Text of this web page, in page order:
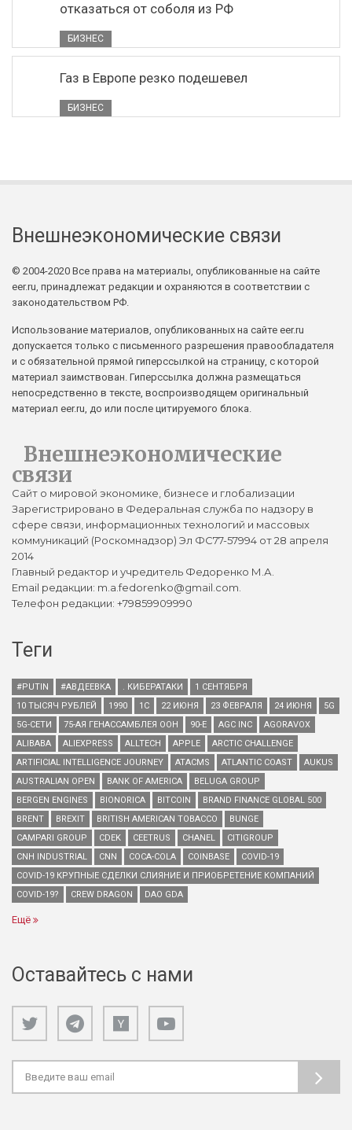
отказаться от соболя из РФ
БИЗНЕС
Газ в Европе резко подешевел
БИЗНЕС
Внешнеэкономические связи
© 2004-2020 Все права на материалы, опубликованные на сайте
eer.ru, принадлежат редакции и охраняются в соответствии с
законодательством РФ.
Использование материалов, опубликованных на сайте eer.ru
допускается только с письменного разрешения правообладателя
и с обязательной прямой гиперссылкой на страницу, с которой
материал заимствован. Гиперссылка должна размещаться
непосредственно в тексте, воспроизводящем оригинальный
материал eer.ru, до или после цитируемого блока.
Внешнеэкономические
связи
Сайт о мировой экономике, бизнесе и глобализации
Зарегистрировано в Федеральная служба по надзору в
сфере связи, информационных технологий и массовых
коммуникаций (Роскомнадзор) Эл ФС77-57994 от 28 апреля
2014
Главный редактор и учредитель Федоренко М.А.
Email редакции: m.a.fedorenko@gmail.com.
Телефон редакции: +79859909990
Теги
#PUTIN #АВДЕЕВКА . КИБЕРАТАКИ
1 СЕНТЯБРЯ
10 ТЫСЯЧ РУБЛЕЙ
1990 1С 22 ИЮНЯ 23 ФЕВРАЛЯ 24 ИЮНЯ
5G
5G-СЕТИ
75-АЯ ГЕНАССАМБЛЕЯ ООН 90-Е AGC INC
AGORAVOX
ALIBABA
ALIEXPRESS ALLTECH APPLE
ARCTIC CHALLENGE
ARTIFICIAL INTELLIGENCE JOURNEY
ATACMS ATLANTIC COAST
AUKUS
AUSTRALIAN OPEN
BANK OF AMERICA
BELUGA GROUP
BERGEN ENGINES
BIONORICA BITCOIN
BRAND FINANCE GLOBAL 500
BRENT
BREXIT BRITISH AMERICAN TOBACCO
BUNGE
CAMPARI GROUP
CDEK CEETRUS CHANEL
CITIGROUP
CNH INDUSTRIAL
CNN COCA-COLA COINBASE
COVID-19
COVID-19 КРУПНЫЕ СДЕЛКИ СЛИЯНИЕ И ПРИОБРЕТЕНИЕ КОМПАНИЙ
COVID-19?
CREW DRAGON DAO GDA
Ещё
Оставайтесь с нами